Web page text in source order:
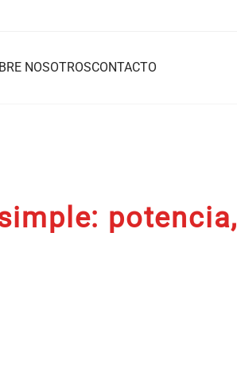
NOSOTROSCONTACTO
potencia,